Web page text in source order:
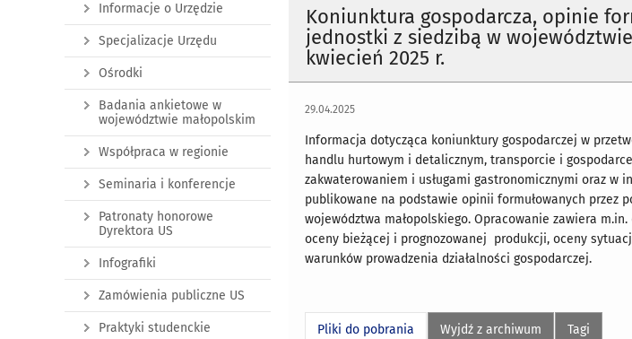
Koniunktura gospodarcza, opinie
jednostki z siedzibą w
kwiecień 2025 r.
29.04.2025
Informacja dotycząca koniunktury gospodarczej w
handlu hurtowym i detalicznym, transporcie i
zakwaterowaniem i usługami gastronomicznymi oraz w
publikowane na podstawie opinii formułowanych przez
województwa małopolskiego. Opracowanie zawiera
oceny bieżącej i prognozowanej produkcji, oceny
warunków prowadzenia działalności gospodarczej.
Pliki do pobrania Wyjdź z archiwum Tagi
Informacje o Urzędzie
Specjalizacje Urzędu
Ośrodki
Badania ankietowe w
województwie małopolskim
Współpraca w regionie
Seminaria i konferencje
Patronaty honorowe
Dyrektora US
Infografiki
Zamówienia publiczne US
Praktyki studenckie